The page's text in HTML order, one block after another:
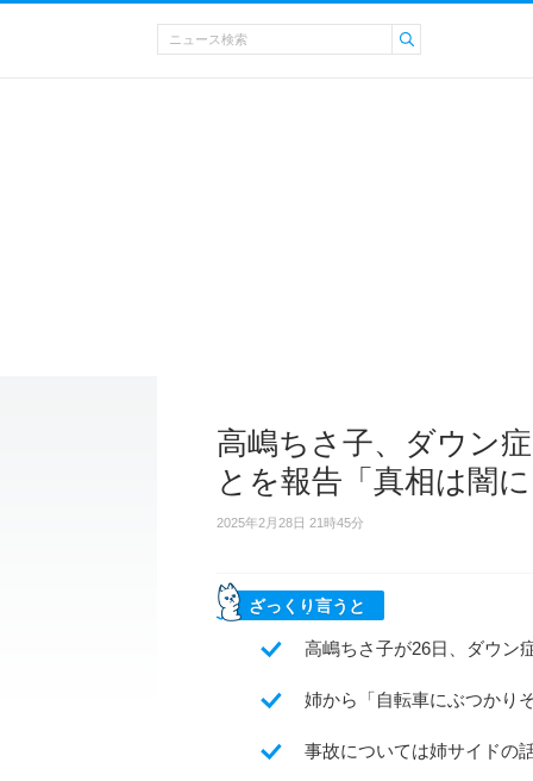
高嶋ちさ子、ダウン
とを報告「真相は闇
2025年2月28日 21時45分
ざっくり言うと
高嶋ちさ子が26日、ダウン
姉から「自転車にぶつかり
事故については姉サイドの